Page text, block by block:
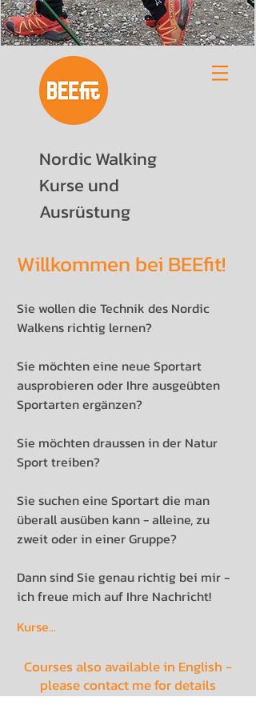
Nordic Walking
Kurse und
Ausrüstung
Willkommen bei BEEfit!
Sie wollen die Technik des Nordic
Walkens richtig lernen?
Sie möchten eine neue Sportart
ausprobieren oder Ihre ausgeübten
Sportarten ergänzen?
Sie möchten draussen in der Natur
Sport treiben?
Sie suchen eine Sportart die man
überall ausüben kann - alleine, zu
zweit oder in einer Gruppe?
Dann sind Sie genau richtig bei mir -
ich freue mich auf Ihre Nachricht!
Kurse...
Courses also available in English -
please contact me for details